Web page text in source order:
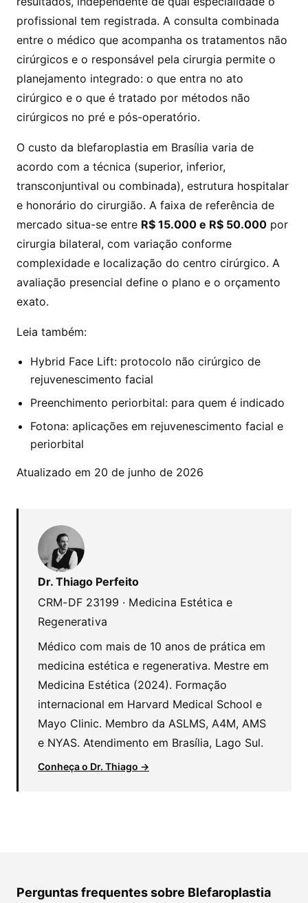
profissional tem registrada. A consulta combinada
entre o médico que acompanha os tratamentos não
cirúrgicos e o responsável pela cirurgia permite o
planejamento integrado: o que entra no ato
cirúrgico e o que é tratado por métodos não
cirúrgicos no pré e pós-operatório.
O custo da blefaroplastia em Brasília varia de
acordo com a técnica (superior, inferior,
transconjuntival ou combinada), estrutura hospitalar
e honorário do cirurgião. A faixa de referência de
mercado situa-se entre R$ 15.000 e R$ 50.000 por
cirurgia bilateral, com variação conforme
complexidade e localização do centro cirúrgico. A
avaliação presencial define o plano e o orçamento
exato.
Leia também:
Hybrid Face Lift: protocolo não cirúrgico de
rejuvenescimento facial
Preenchimento periorbital: para quem é indicado
Fotona: aplicações em rejuvenescimento facial e
periorbital
Atualizado em 20 de junho de 2026
Dr. Thiago Perfeito
CRM-DF 23199 · Medicina Estética e
Regenerativa
Médico com mais de 10 anos de prática em
medicina estética e regenerativa. Mestre em
Medicina Estética (2024). Formação
internacional em Harvard Medical School e
Mayo Clinic. Membro da ASLMS, A4M, AMS
e NYAS. Atendimento em Brasília, Lago Sul.
Conheça o Dr. Thiago →
Perguntas frequentes sobre Blefaroplastia